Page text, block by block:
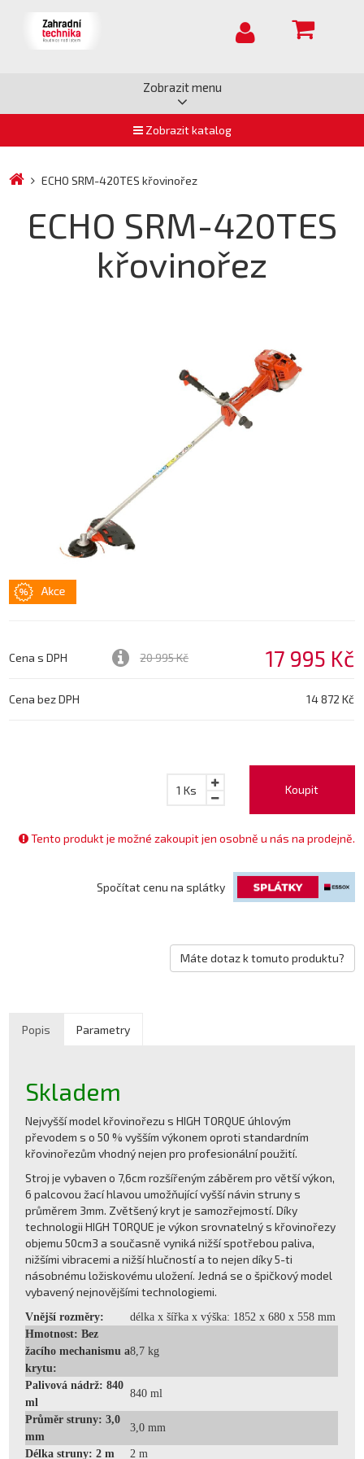
Zobrazit menu
Zobrazit katalog
ECHO SRM-420TES křovinořez
ECHO SRM-420TES
křovinořez
Cena s DPH 20 995 Kč 17 995 Kč
Cena bez DPH 14 872 Kč
Koupit
1 Ks
Tento produkt je možné zakoupit jen osobně u nás na prodejně.
Spočítat cenu na splátky
Máte dotaz k tomuto produktu?
Popis Parametry
Skladem
Nejvyšší model křovinořezu s HIGH TORQUE úhlovým
převodem s o 50 % vyšším výkonem oproti standardním
křovinořezům vhodný nejen pro profesionální použití.
Stroj je vybaven o 7,6cm rozšířeným záběrem pro větší výkon,
6 palcovou žací hlavou umožňující vyšší návin struny s
průměrem 3mm. Zvětšený kryt je samozřejmostí. Díky
technologii HIGH TORQUE je výkon srovnatelný s křovinořezy
objemu 50cm3 a současně vyniká nižší spotřebou paliva,
nižšími vibracemi a nižší hlučností a to nejen díky 5-ti
násobnému ložiskovému uložení. Jedná se o špičkový model
vybavený nejnovějšími technologiemi.
Vnější rozměry:
délka x šířka x výška: 1852 x 680 x 558 mm
Hmotnost: Bez
žacího mechanismu a
krytu:
8,7 kg
Palivová nádrž: 840
ml
840 ml
Průměr struny: 3,0
mm
3,0 mm
Délka struny: 2 m 2 m